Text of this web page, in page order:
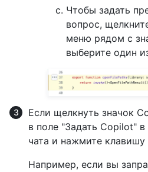
Чтобы задать
вопрос,
меню рядом с
выберите один
Если щелкнуть значок
в поле "Задать Copilot"
чата и нажмите клавишу
Например, если вы